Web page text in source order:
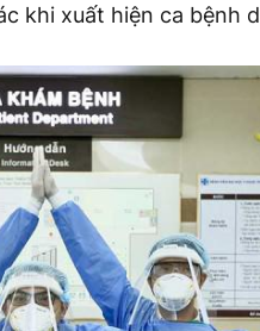
khi xuất hiện ca bệnh